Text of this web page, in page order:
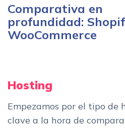
Comparativa en
profundidad:
WooCommerce
Hosting
Empezamos por el tipo de
clave a la hora de